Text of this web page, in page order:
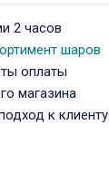
2 часов
шаров
оплаты
магазина
к клиенту